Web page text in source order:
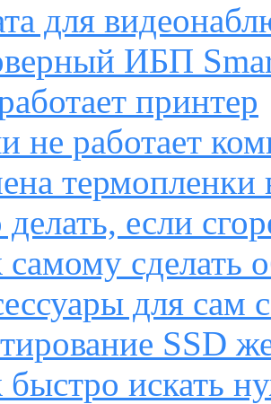
для
ИБП
принтер
не работает
термопленки
если
самому сделать
для сам
SSD
быстро искать